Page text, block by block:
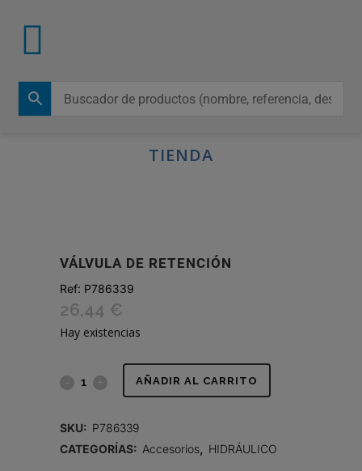
TIENDA
VÁLVULA DE RETENCIÓN
Ref: P786339
26,44 €
Hay existencias
VÁLVULA
RETENCIÓN
AÑADIR AL CARRITO
SKU: P786339
CATEGORÍAS: Accesorios HIDRÁULICO